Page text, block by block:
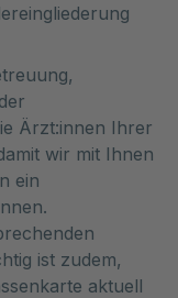
Ärzt:innen Ihrer
wir mit Ihnen
ein
ist zudem,
aktuell